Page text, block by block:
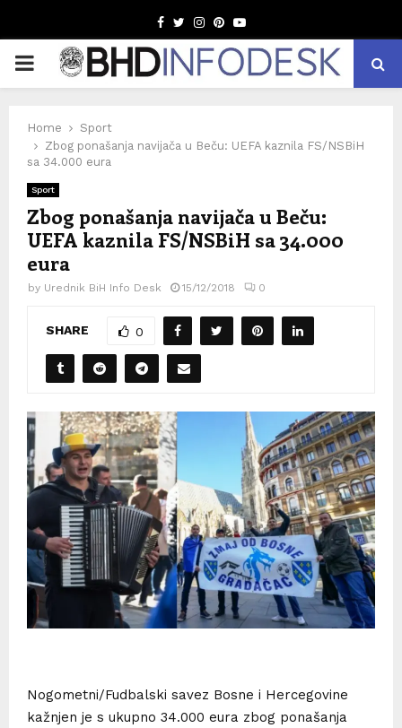
Facebook
TwitterInstagram
Pinterest
Youtube
PRIMARY
Home
Sport
Zbog ponašanja navijača u Beču: UEFA kaznila FS/NSBiH
sa 34.000 eura
Sport
Zbog ponašanja navijača u Beču:
UEFA kaznila FS/NSBiH sa 34.000
eura
by Urednik BiH Info Desk 15/12/2018 0
SHARE 0
Nogometni/Fudbalski savez Bosne i Hercegovine
kažnjen je s ukupno 34.000 eura zbog ponašanja